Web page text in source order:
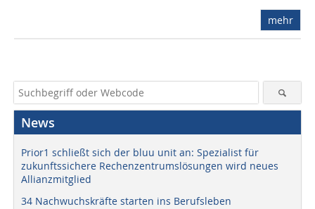
mehr
News
Prior1 schließt sich der bluu unit an: Spezialist für
zukunftssichere Rechenzentrumslösungen wird neues
Allianzmitglied
34 Nachwuchskräfte starten ins Berufsleben